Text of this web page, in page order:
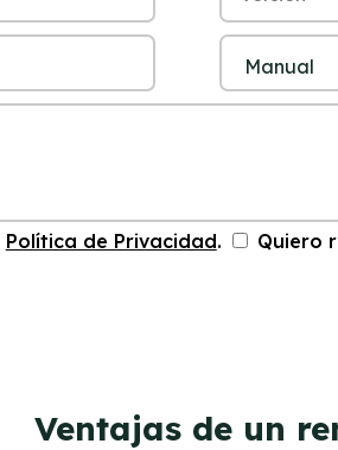
Política de Privacidad. Quiero
Ventajas de un